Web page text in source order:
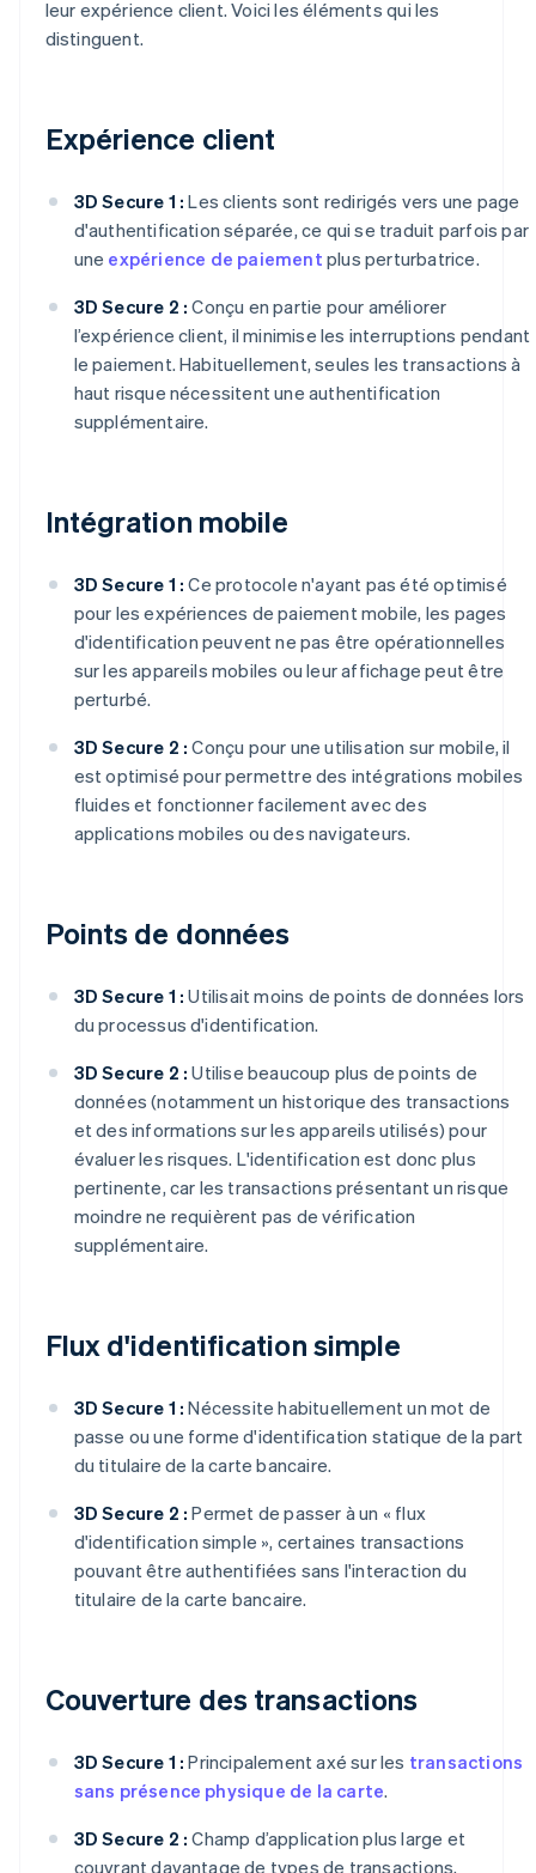
leur expérience client. Voici les éléments qui les
distinguent.
Expérience client
3D Secure 1 : Les clients sont redirigés vers une page
d'authentification séparée, ce qui se traduit parfois par
une expérience de paiement plus perturbatrice.
3D Secure 2 : Conçu en partie pour améliorer
l’expérience client, il minimise les interruptions pendant
le paiement. Habituellement, seules les transactions à
haut risque nécessitent une authentification
supplémentaire.
Intégration mobile
3D Secure 1 : Ce protocole n'ayant pas été optimisé
pour les expériences de paiement mobile, les pages
d'identification peuvent ne pas être opérationnelles
sur les appareils mobiles ou leur affichage peut être
perturbé.
3D Secure 2 : Conçu pour une utilisation sur mobile, il
est optimisé pour permettre des intégrations mobiles
fluides et fonctionner facilement avec des
applications mobiles ou des navigateurs.
Points de données
3D Secure 1 : Utilisait moins de points de données lors
du processus d'identification.
3D Secure 2 : Utilise beaucoup plus de points de
données (notamment un historique des transactions
et des informations sur les appareils utilisés) pour
évaluer les risques. L'identification est donc plus
pertinente, car les transactions présentant un risque
moindre ne requièrent pas de vérification
supplémentaire.
Flux d'identification simple
3D Secure 1 : Nécessite habituellement un mot de
passe ou une forme d'identification statique de la part
du titulaire de la carte bancaire.
3D Secure 2 : Permet de passer à un « flux
d'identification simple », certaines transactions
pouvant être authentifiées sans l'interaction du
titulaire de la carte bancaire.
Couverture des transactions
3D Secure 1 : Principalement axé sur les transactions
sans présence physique de la carte.
3D Secure 2 : Champ d’application plus large et
couvrant davantage de types de transactions,